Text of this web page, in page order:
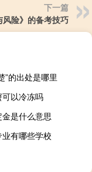
下一篇
险》的备考技巧
”的出处是哪里
以冷冻吗
是什么意思
有哪些学校